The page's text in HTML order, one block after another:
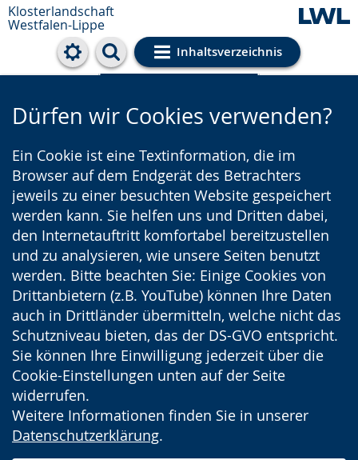
Klosterlandschaft
Westfalen-Lippe
Inhaltsverzeichnis
Cookie-Einstellungen
Dürfen wir Cookies verwenden?
Ein Cookie ist eine Textinformation, die im
Browser auf dem Endgerät des Betrachters
jeweils zu einer besuchten Website gespeichert
werden kann. Sie helfen uns und Dritten dabei,
den Internetauftritt komfortabel bereitzustellen
und zu analysieren, wie unsere Seiten benutzt
werden. Bitte beachten Sie: Einige Cookies von
Drittanbietern (z.B. YouTube) können Ihre Daten
auch in Drittländer übermitteln, welche nicht das
Schutzniveau bieten, das der DS-GVO entspricht.
Sie können Ihre Einwilligung jederzeit über die
Cookie-Einstellungen unten auf der Seite
widerrufen.
Weitere Informationen finden Sie in unserer
Datenschutzerklärung.